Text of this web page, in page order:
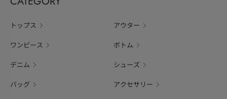
トップス アウター
ワンピース ボトム
デニム シューズ
バッグ アクセサリー